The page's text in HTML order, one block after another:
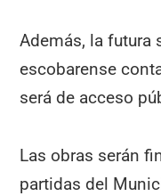
Además, la futura
escobarense
será de acceso
Las obras serán
partidas del